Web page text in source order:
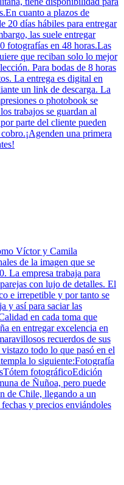
cuanto a plazos de
20 días hábiles para entregar
las suele entregar
fotografías en 48 horas.Las
que reciban solo lo mejor
Para bodas de 8 horas
La entrega es digital en
un link de descarga. La
o photobook se
trabajos se guardan al
parte del cliente pueden
una primera
Víctor y Camila
de la imagen que se
La empresa trabaja para
con lujo de detalles. El
e irrepetible y por tanto se
y así para saciar las
en cada toma que
en entregar excelencia en
recuerdos de sus
todo lo que pasó en el
lo siguiente:Fotografía
fotográficoEdición
de Ñuñoa, pero puede
de Chile, llegando a un
y precios enviándoles